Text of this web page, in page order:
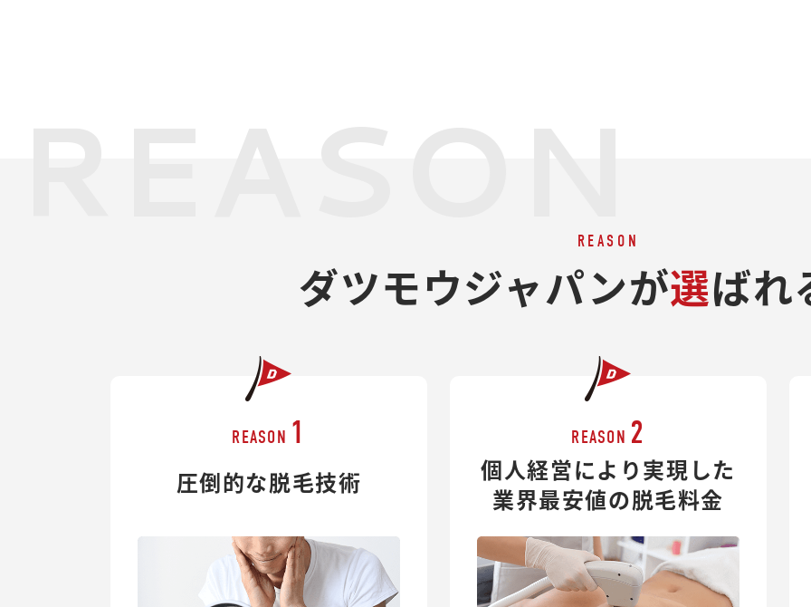
REASON
ダツモウジャパンが選ばれ
REASON 1
圧倒的な脱毛技術
REASON 2
個人経営により実現した
業界最安値の脱毛料金